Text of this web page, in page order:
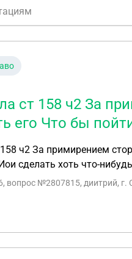
ст 158 ч2 За
его Что бы
ч2 За примирением
сделать хоть что-
, вопрос №2807815, диитрий, г.